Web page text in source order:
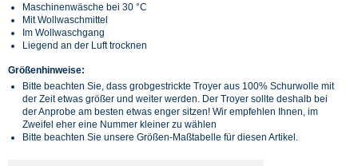
Maschinenwäsche bei 30 °C
Mit Wollwaschmittel
Im Wollwaschgang
Liegend an der Luft trocknen
Größenhinweise:
Bitte beachten Sie, dass grobgestrickte Troyer aus 100% Schurwolle mit
der Zeit etwas größer und weiter werden. Der Troyer sollte deshalb bei
der Anprobe am besten etwas enger sitzen! Wir empfehlen Ihnen, im
Zweifel eher eine Nummer kleiner zu wählen
Bitte beachten Sie unsere Größen-Maßtabelle für diesen Artikel.